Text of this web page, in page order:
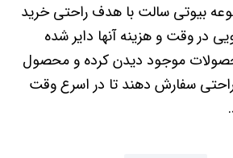
بیوتی سالت با هدف راحتی خرید
در وقت و هزینه آنها دایر شده
موجود دیدن کرده و محصول
سفارش دهند تا در اسرع وقت